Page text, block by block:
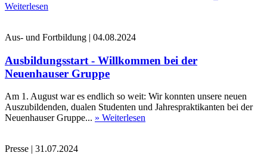
Weiterlesen
Aus- und Fortbildung | 04.08.2024
Ausbildungsstart - Willkommen bei der
Neuenhauser Gruppe
Am 1. August war es endlich so weit: Wir konnten unsere neuen
Auszubildenden, dualen Studenten und Jahrespraktikanten bei der
Neuenhauser Gruppe... » Weiterlesen
Presse | 31.07.2024